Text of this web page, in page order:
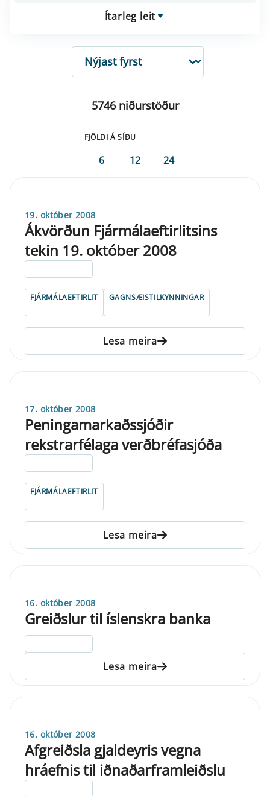
Ítarleg leit
RÖÐUN
5746 niðurstöður
FJÖLDI Á SÍÐU
6 12 24
19. október 2008
Ákvörðun Fjármálaeftirlitsins
tekin 19. október 2008
FJÁRMÁLAEFTIRLIT GAGNSÆISTILKYNNINGAR
Lesa meira
17. október 2008
Peningamarkaðssjóðir
rekstrarfélaga verðbréfasjóða
FJÁRMÁLAEFTIRLIT
Lesa meira
16. október 2008
Greiðslur til íslenskra banka
Lesa meira
16. október 2008
Afgreiðsla gjaldeyris vegna
hráefnis til iðnaðarframleiðslu